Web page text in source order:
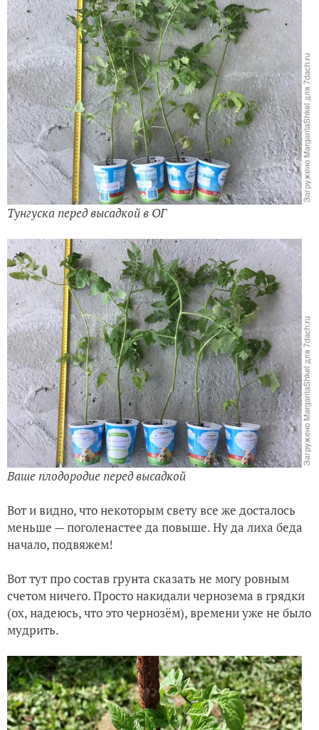
Тунгуска перед высадкой в ОГ
Ваше плодородие перед высадкой
Вот и видно, что некоторым свету все же досталось
меньше — поголенастее да повыше. Ну да лиха беда
начало, подвяжем!
Вот тут про состав грунта сказать не могу ровным
счетом ничего. Просто накидали чернозема в грядки
(ох, надеюсь, что это чернозём), времени уже не было
мудрить.